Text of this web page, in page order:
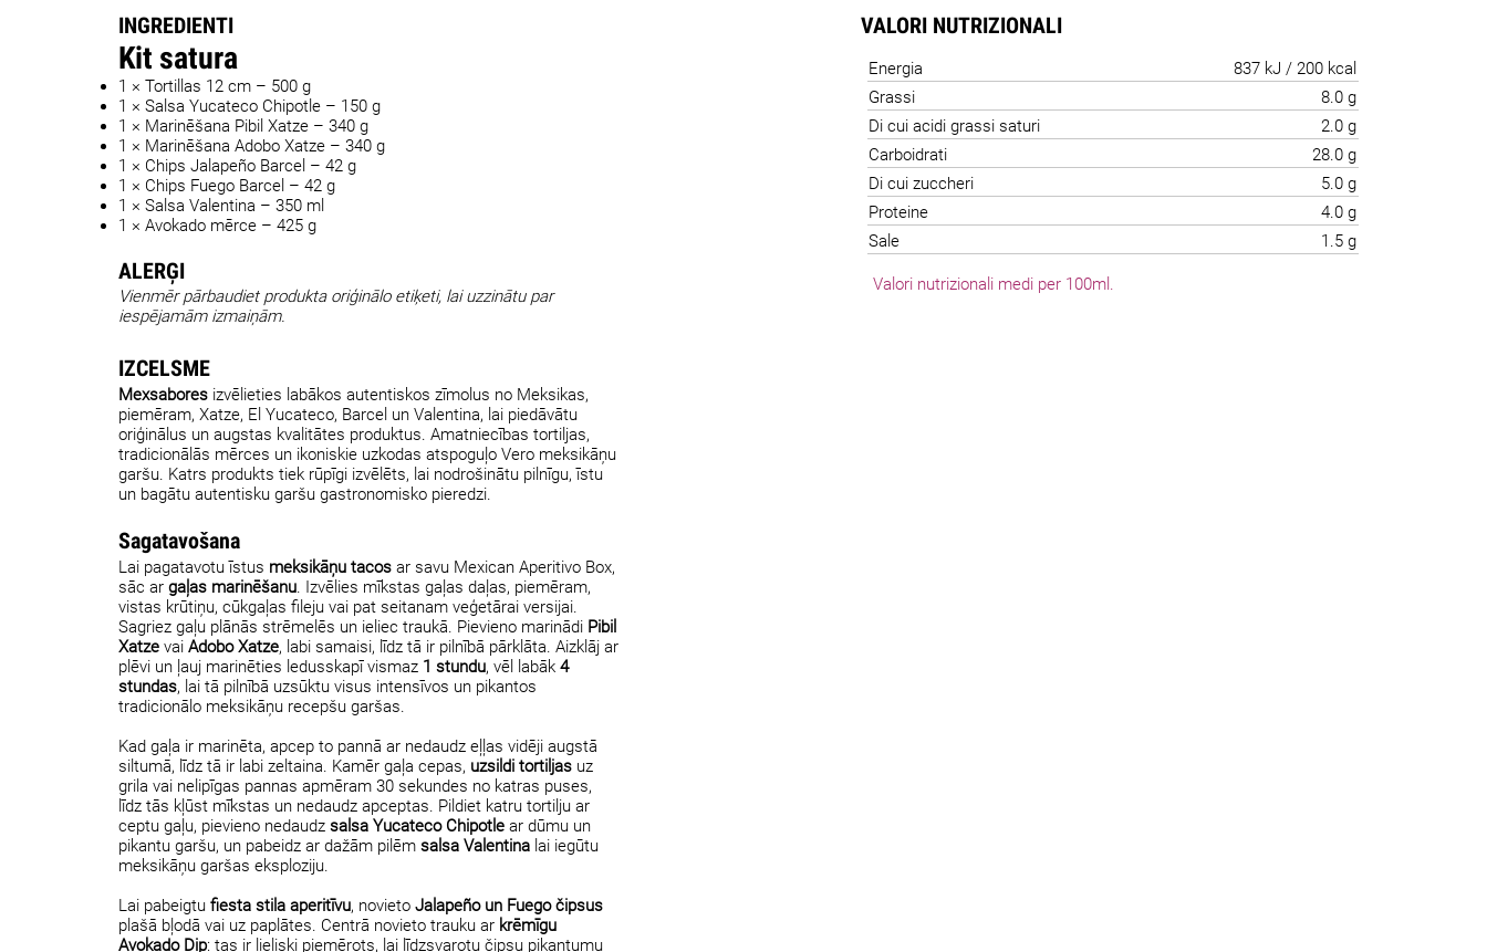
INGREDIENTI
Kit satura
1 × Tortillas 12 cm – 500 g
1 × Salsa Yucateco Chipotle – 150 g
1 × Marinēšana Pibil Xatze – 340 g
1 × Marinēšana Adobo Xatze – 340 g
1 × Chips Jalapeño Barcel – 42 g
1 × Chips Fuego Barcel – 42 g
1 × Salsa Valentina – 350 ml
1 × Avokado mērce – 425 g
ALERĢI
Vienmēr pārbaudiet produkta oriģinālo etiķeti, lai uzzinātu par
iespējamām izmaiņām.
IZCELSME
Mexsabores izvēlieties labākos autentiskos zīmolus no Meksikas,
piemēram, Xatze, El Yucateco, Barcel un Valentina, lai piedāvātu
oriģinālus un augstas kvalitātes produktus. Amatniecības tortiljas,
tradicionālās mērces un ikoniskie uzkodas atspoguļo Vero meksikāņu
garšu. Katrs produkts tiek rūpīgi izvēlēts, lai nodrošinātu pilnīgu, īstu
un bagātu autentisku garšu gastronomisko pieredzi.
Sagatavošana
Lai pagatavotu īstus meksikāņu tacos ar savu Mexican Aperitivo Box,
sāc ar gaļas marinēšanu. Izvēlies mīkstas gaļas daļas, piemēram,
vistas krūtiņu, cūkgaļas fileju vai pat seitanam veģetārai versijai.
Sagriez gaļu plānās strēmelēs un ieliec traukā. Pievieno marinādi Pibil
Xatze vai Adobo Xatze, labi samaisi, līdz tā ir pilnībā pārklāta. Aizklāj ar
plēvi un ļauj marinēties ledusskapī vismaz 1 stundu, vēl labāk 4
stundas, lai tā pilnībā uzsūktu visus intensīvos un pikantos
tradicionālo meksikāņu recepšu garšas.
Kad gaļa ir marinēta, apcep to pannā ar nedaudz eļļas vidēji augstā
siltumā, līdz tā ir labi zeltaina. Kamēr gaļa cepas, uzsildi tortiljas uz
grila vai nelipīgas pannas apmēram 30 sekundes no katras puses,
līdz tās kļūst mīkstas un nedaudz apceptas. Pildiet katru tortilju ar
ceptu gaļu, pievieno nedaudz salsa Yucateco Chipotle ar dūmu un
pikantu garšu, un pabeidz ar dažām pilēm salsa Valentina lai iegūtu
meksikāņu garšas eksploziju.
Lai pabeigtu fiesta stila aperitīvu, novieto Jalapeño un Fuego čipsus
plašā bļodā vai uz paplātes. Centrā novieto trauku ar krēmīgu
Avokado Dip: tas ir lieliski piemērots, lai līdzsvarotu čipsu pikantumu
VALORI NUTRIZIONALI
Energia
837 kJ / 200 kcal
Grassi
8.0 g
Di cui acidi grassi saturi
2.0 g
Carboidrati
28.0 g
Di cui zuccheri
5.0 g
Proteine
4.0 g
Sale
1.5 g
Valori nutrizionali medi per 100ml.